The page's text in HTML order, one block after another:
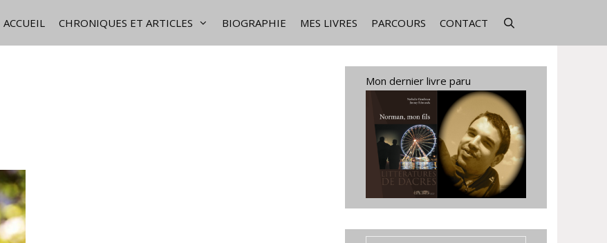
ACCUEIL CHRONIQUES ET ARTICLES BIOGRAPHIE MES LIVRES PARCOURS CONTACT
Mon dernier livre paru